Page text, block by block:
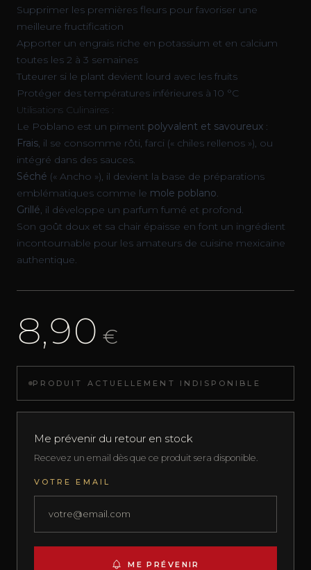
Supprimer les premières fleurs pour favoriser une
meilleure fructification
Apporter un engrais riche en potassium et en calcium
toutes les 2 à 3 semaines
Tuteurer si le plant devient lourd avec les fruits
Protéger des températures inférieures à 10 °C
Utilisations Culinaires :
Le Poblano est un piment polyvalent et savoureux :
Frais, il se consomme rôti, farci (« chiles rellenos »), ou
intégré dans des sauces.
Séché (« Ancho »), il devient la base de préparations
emblématiques comme le mole poblano.
Grillé, il développe un parfum fumé et profond.
Son goût doux et sa chair épaisse en font un ingrédient
incontournable pour les amateurs de cuisine mexicaine
authentique.
8,90 €
PRODUIT ACTUELLEMENT INDISPONIBLE
Me prévenir du retour en stock
Recevez un email dès que ce produit sera disponible.
VOTRE EMAIL
ME PRÉVENIR